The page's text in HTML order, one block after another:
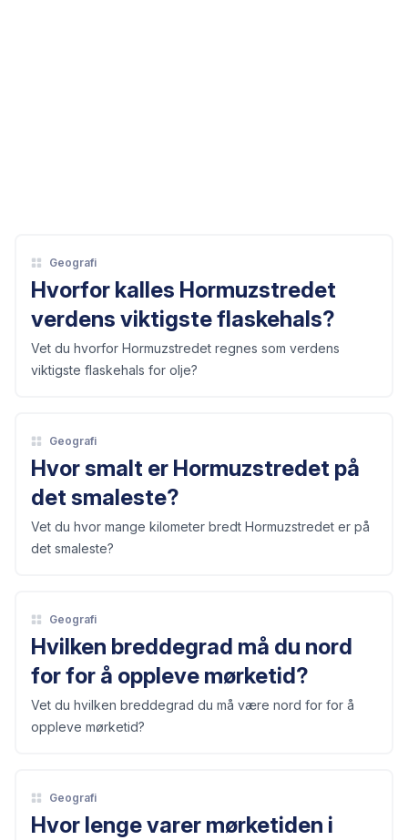
Geografi
Hvorfor kalles Hormuzstredet
verdens viktigste flaskehals?
Vet du hvorfor Hormuzstredet regnes som verdens
viktigste flaskehals for olje?
Geografi
Hvor smalt er Hormuzstredet på
det smaleste?
Vet du hvor mange kilometer bredt Hormuzstredet er på
det smaleste?
Geografi
Hvilken breddegrad må du nord
for for å oppleve mørketid?
Vet du hvilken breddegrad du må være nord for for å
oppleve mørketid?
Geografi
Hvor lenge varer mørketiden i